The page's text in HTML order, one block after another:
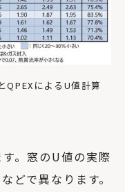
QPEXによるU値計算
。窓のU値の実際
どで異なります。